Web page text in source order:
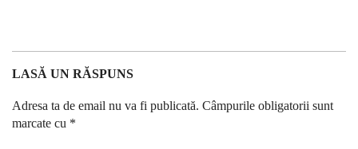
LASĂ UN RĂSPUNS
Adresa ta de email nu va fi publicată. Câmpurile obligatorii sunt
marcate cu *